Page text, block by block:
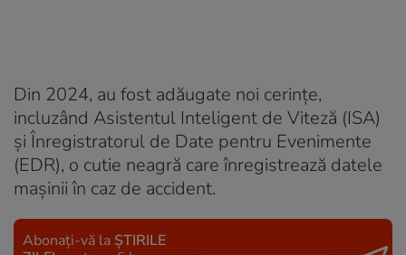
Din 2024, au fost adăugate noi cerințe,
incluzând Asistentul Inteligent de Viteză (ISA)
și Înregistratorul de Date pentru Evenimente
(EDR), o cutie neagră care înregistrează datele
mașinii în caz de accident.
Abonați-vă la ȘTIRILE